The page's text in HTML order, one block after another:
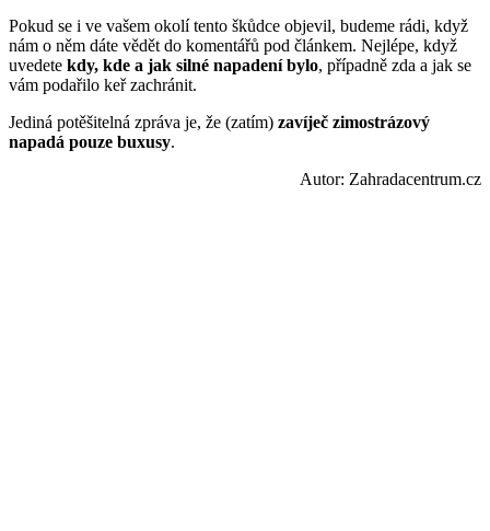
Pokud se i ve vašem okolí tento škůdce objevil, budeme rádi, když
nám o něm dáte vědět do komentářů pod článkem. Nejlépe, když
uvedete kdy, kde a jak silné napadení bylo, případně zda a jak se
vám podařilo keř zachránit.
Jediná potěšitelná zpráva je, že (zatím) zavíječ zimostrázový
napadá pouze buxusy.
Autor: Zahradacentrum.cz